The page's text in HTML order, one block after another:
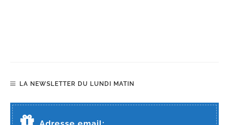
LA NEWSLETTER DU LUNDI MATIN